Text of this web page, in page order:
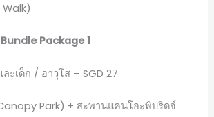
Package 1
ะเด็ก / อาวุโส – SGD 27
Park) + สะพานแคนโอะพิบริดจ์